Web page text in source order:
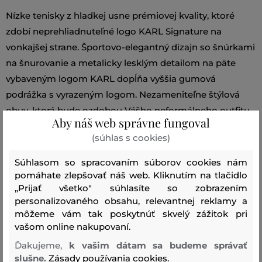
Nízke tenisky z hladkej usne prémiovej kvality, ktoré
zdobí neprehliadnuteľné logo KARL Signature na
vonkajšej strane. Športovo-elegantný dizajn so šnúrkami
na šnurovanie a metalicky lesklým detailom na päte
vybaveným logom KARL dopĺňa vyššia gumová
podrážka s vyrazeným logom. Nezameniteľne štýlová
obuv, ktorá bude ozdobou Vášho neformálneho outfitu.
TENISKY Sezóna: FW26
KL62510A-626-KW-01I
Zloženie
zvršok
HOVÄDZIA KOŽA
100 %
Aby náš web správne fungoval
(súhlas s cookies)
Súhlasom so spracovaním súborov cookies nám
pomáhate zlepšovať náš web. Kliknutím na tlačidlo
„Prijať všetko" súhlasíte so zobrazením
personalizovaného obsahu, relevantnej reklamy a
môžeme vám tak poskytnúť skvelý zážitok pri
vašom online nakupovaní.
Ďakujeme, k vašim dátam sa budeme správať
slušne. Zásady používania cookies.